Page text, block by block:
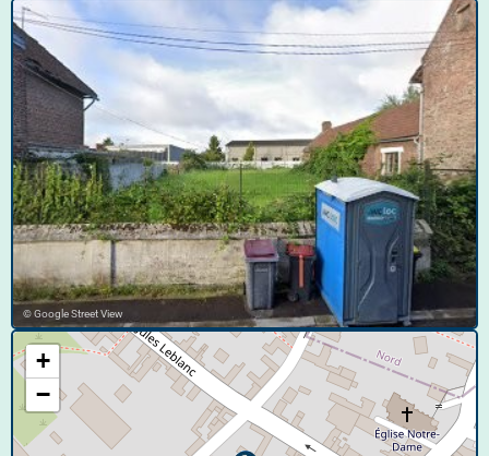
© Google Street View
+
−